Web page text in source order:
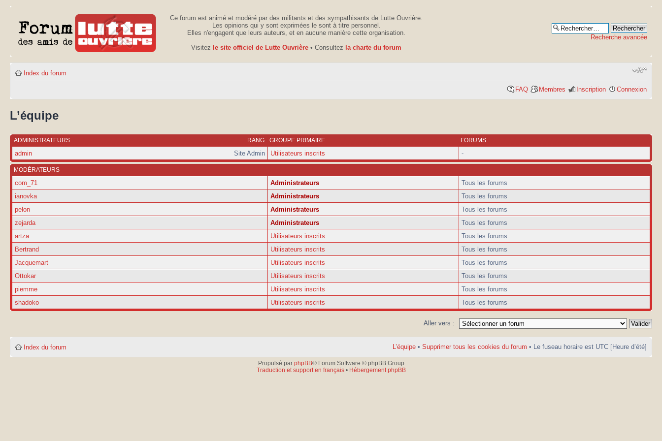
Ce forum est animé et modéré par des militants et des sympathisants de Lutte Ouvrière.
Les opinions qui y sont exprimées le sont à titre personnel.
Elles n'engagent que leurs auteurs, et en aucune manière cette organisation.
Visitez le site officiel de Lutte Ouvrière • Consultez la charte du forum
Recherche avancée
Index du forum
FAQ Membres Inscription Connexion
L’équipe
RANG
ADMINISTRATEURS GROUPE PRIMAIRE FORUMS
Site Admin
admin Utilisateurs inscrits -
MODÉRATEURS
com_71 Administrateurs
Tous les forums
ianovka
Administrateurs
Tous les forums
pelon
Administrateurs
Tous les forums
zejarda
Administrateurs
Tous les forums
artza
Utilisateurs inscrits
Tous les forums
Bertrand
Utilisateurs inscrits
Tous les forums
Jacquemart
Utilisateurs inscrits
Tous les forums
Ottokar
Utilisateurs inscrits
Tous les forums
piemme
Utilisateurs inscrits
Tous les forums
shadoko
Utilisateurs inscrits Tous les forums
Aller vers :
Index du forum L’équipe • Supprimer tous les cookies du forum • Le fuseau horaire est UTC [Heure d’été]
Propulsé par phpBB® Forum Software © phpBB Group
Traduction et support en français• Hébergement phpBB